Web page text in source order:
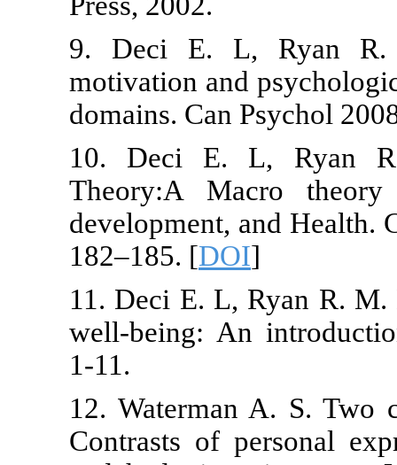
9. Deci E.
motivation
domains.
10. Deci E.
Theory:A
development,
182–185. [
11. Deci E.
well-being:
12.
Contrasts of